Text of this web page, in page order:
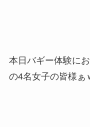
本日バギー体験に
の4名女子の皆様ぁ